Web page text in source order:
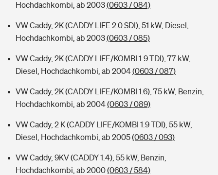
Hochdachkombi, ab 2003(0603 / 084)
VW Caddy, 2K (CADDY LIFE 2.0 SDI), 51 kW, Diesel,
Hochdachkombi, ab 2003(0603 / 085)
VW Caddy, 2K (CADDY LIFE/KOMBI 1.9 TDI), 77 kW,
Diesel, Hochdachkombi, ab 2004(0603 / 087)
VW Caddy, 2K (CADDY LIFE/KOMBI 1.6), 75 kW, Benzin,
Hochdachkombi, ab 2004(0603 / 089)
VW Caddy, 2 K (CADDY LIFE/KOMBI 1.9 TDI), 55 kW,
Diesel, Hochdachkombi, ab 2005(0603 / 093)
VW Caddy, 9KV (CADDY 1.4), 55 kW, Benzin,
Hochdachkombi, ab 2000(0603 / 584)